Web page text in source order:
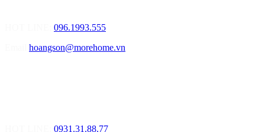
096.1993.555
hoangson@morehome.vn
0931.31.88.77